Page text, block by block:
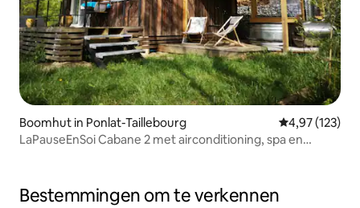
Boomhut in Ponlat-Taillebourg Gemiddelde
4,97 (123)
LaPauseEnSoi Cabane 2 met airconditioning, spa en
Bestemmingen om te verkennen